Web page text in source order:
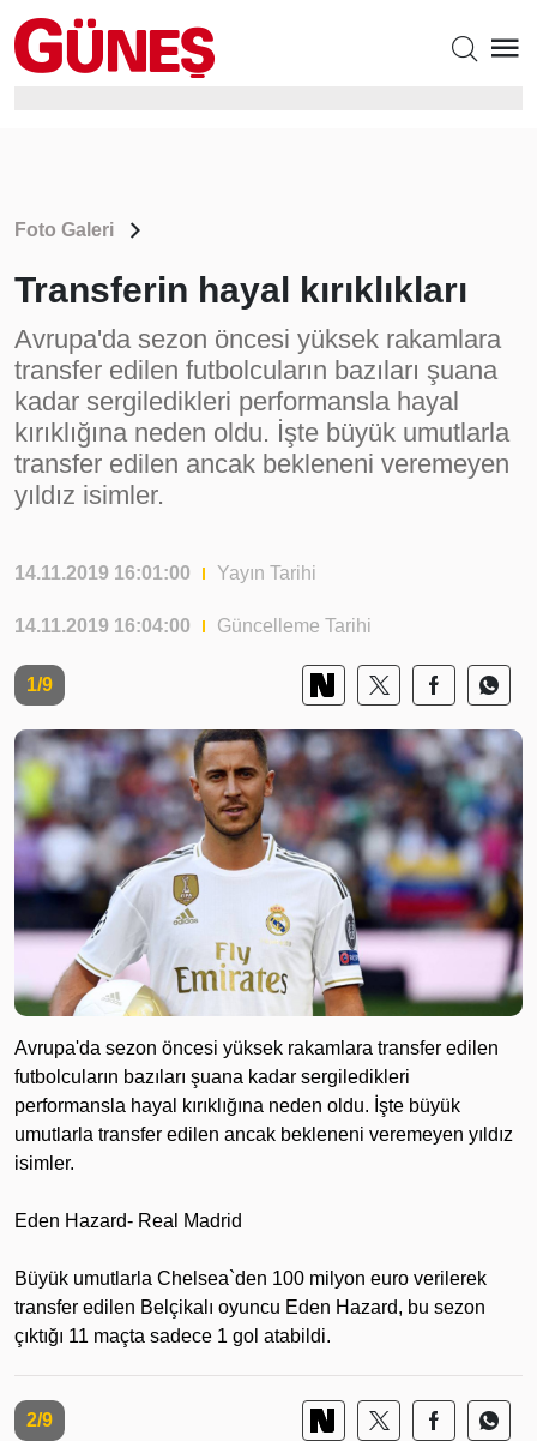
Foto Galeri
Transferin hayal kırıklıkları
Avrupa'da sezon öncesi yüksek rakamlara
transfer edilen futbolcuların bazıları şuana
kadar sergiledikleri performansla hayal
kırıklığına neden oldu. İşte büyük umutlarla
transfer edilen ancak bekleneni veremeyen
yıldız isimler.
14.11.2019 16:01:00 Yayın Tarihi
14.11.2019 16:04:00 Güncelleme Tarihi
1/9
Avrupa'da sezon öncesi yüksek rakamlara transfer edilen
futbolcuların bazıları şuana kadar sergiledikleri
performansla hayal kırıklığına neden oldu. İşte büyük
umutlarla transfer edilen ancak bekleneni veremeyen yıldız
isimler.
Eden Hazard- Real Madrid
Büyük umutlarla Chelsea`den 100 milyon euro verilerek
transfer edilen Belçikalı oyuncu Eden Hazard, bu sezon
çıktığı 11 maçta sadece 1 gol atabildi.
2/9